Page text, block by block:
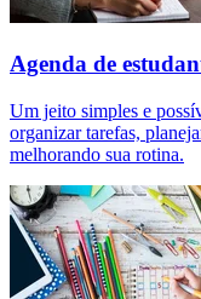
Agenda de
Um jeito simples e
organizar tarefas,
melhorando sua rotina.